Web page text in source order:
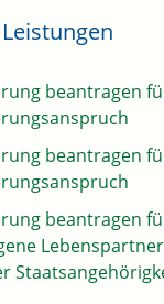
beantragen
beantragen
beantragen